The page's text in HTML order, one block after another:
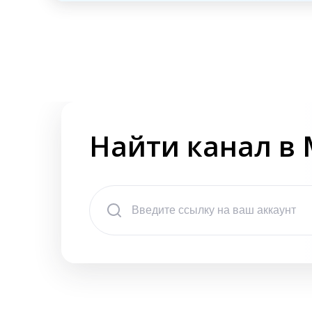
Найти канал в